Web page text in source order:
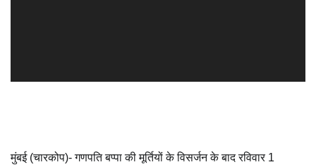
मुंबई (चारकोप)- गणपति बप्पा की मूर्तियों के विसर्जन के बाद रविवार 1